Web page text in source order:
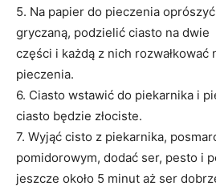
5. Na papier do pieczenia
gryczaną, podzielić ciasto na dwie
części i każdą z nich rozwałkować
pieczenia.
6. Ciasto wstawić do piekarnika i
ciasto będzie złociste.
7. Wyjąć cisto z piekarnika,
pomidorowym, dodać ser, pesto i
jeszcze około 5 minut aż ser